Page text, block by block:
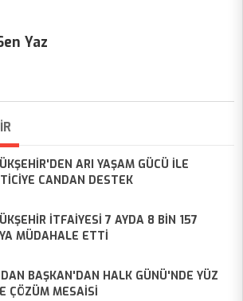
Yaz
ARI YAŞAM GÜCÜ İLE
CANDAN DESTEK
İTFAİYESİ 7 AYDA 8 BİN 157
MÜDAHALE ETTİ
BAŞKAN'DAN HALK GÜNÜ'NDE YÜZ
ÇÖZÜM MESAİSİ